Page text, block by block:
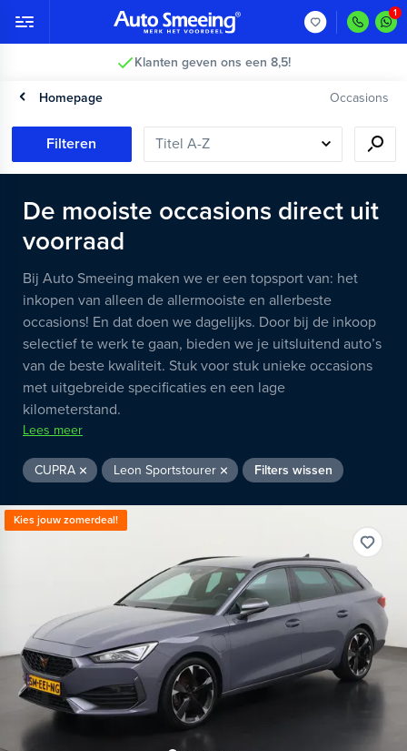
Klanten geven ons een 8,5!
Homepage Occasions
Filteren
De mooiste occasions direct uit
voorraad
Bij Auto Smeeing maken we er een topsport van: het
inkopen van alleen de allermooiste en allerbeste
occasions! En dat doen we dagelijks. Door bij de inkoop
selectief te werk te gaan, bieden we je uitsluitend auto’s
van de beste kwaliteit. Stuk voor stuk unieke occasions
met uitgebreide specificaties en een lage
kilometerstand.
Lees meer
CUPRA Leon Sportstourer Filters wissen
Kies jouw zomerdeal!